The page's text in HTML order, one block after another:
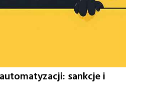
sankcje i